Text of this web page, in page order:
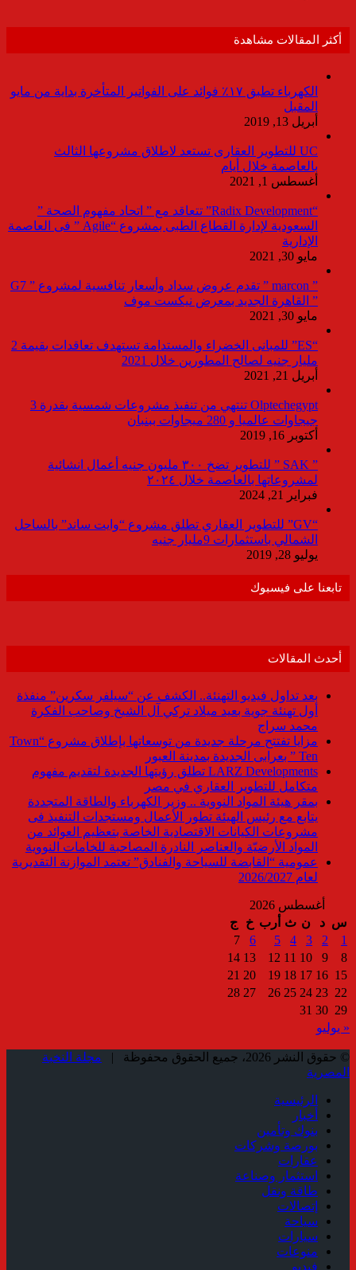
أكثر المقالات مشاهدة
الكهرباء تطبق ١٧٪ فوائد على الفواتير المتأخرة بداية من مايو
المقبل
أبريل 13, 2019
UC للتطوير العقارى تستعد لاطلاق مشروعها الثالث
بالعاصمة خلال أيام
أغسطس 1, 2021
“Radix Development” تتعاقد مع ” اتحاد مفهوم الصحة ”
السعودية لإدارة القطاع الطبى بمشروع “Agile ” فى العاصمة
الإدارية
مايو 30, 2021
” marcon ” تقدم عروض سداد وأسعار تنافسية لمشروع ” G7
” القاهرة الجديد بمعرض نيكست موف
مايو 30, 2021
“ES” للمبانى الخضراء والمستدامة تستهدف تعاقدات بقيمة 2
مليار جنيه لصالح المطورين خلال 2021
أبريل 21, 2021
Olptechegypt تنتهي من تنفيذ مشروعات شمسية بقدرة 3
جيجاوات عالميا و 280 ميجاوات ببنبان
أكتوبر 16, 2019
” SAK ” للتطوير تضخ ٣٠٠ مليون جنيه أعمال انشائية
لمشروعاتها بالعاصمة خلال ٢٠٢٤
فبراير 21, 2024
“GV” للتطوير العقاري تطلق مشروع “وايت ساند” بالساحل
الشمالي باستثمارات 9مليار جنيه
يوليو 28, 2019
تابعنا على فيسبوك
أحدث المقالات
بعد تداول فيديو التهنئة.. الكشف عن “سيلفر سكرين” منفذة
أول تهنئة جوية بعيد ميلاد تركي آل الشيخ وصاحب الفكرة
محمد سراج
مزايا تفتتح مرحلة جديدة من توسعاتها بإطلاق مشروع “Town
Ten ” بعرابى الجديدة بمدينة العبور
LARZ Developments تطلق رؤيتها الجديدة لتقديم مفهوم
متكامل للتطوير العقاري في مصر
بمقر هيئة المواد النووية .. وزير الكهرباء والطاقة المتجددة
يتابع مع رئيس الهيئة تطور الأعمال ومستجدات التنفيذ فى
مشروعات الكيانات الاقتصادية الخاصة بتعظيم العوائد من
المواد الأرضيّة والعناصر النادرة المصاحبة للخامات النووية
عمومية “القابضة للسياحة والفنادق” تعتمد الموازنة التقديرية
لعام 2026/2027
أغسطس 2026
س د ن ث أرب خ
ج
1
2
3
4
5
6
7
8
9
10
11
12
13
14
15
16
17
18
19
20
21
22
23
24
25
26
27
28
29
30
31
« يوليو
© حقوق النشر 2026، جميع الحقوق محفوظة |
مجلة النخبة
المصرية
الرئيسية
أخبار
بنوك وتأمين
بورصة وشركات
عقارات
استثمار وصناعة
طاقة ونقل
إتصالات
سياحة
سيارات
منوعات
فيديو